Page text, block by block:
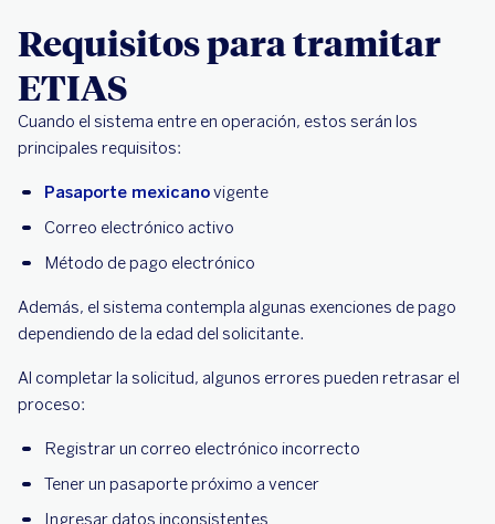
Requisitos para tramitar
ETIAS
Cuando el sistema entre en operación, estos serán los
principales requisitos:
Pasaporte mexicanovigente
Correo electrónico activo
Método de pago electrónico
Además, el sistema contempla algunas exenciones de pago
dependiendo de la edad del solicitante.
Al completar la solicitud, algunos errores pueden retrasar el
proceso:
Registrar un correo electrónico incorrecto
Tener un pasaporte próximo a vencer
Ingresar datos inconsistentes